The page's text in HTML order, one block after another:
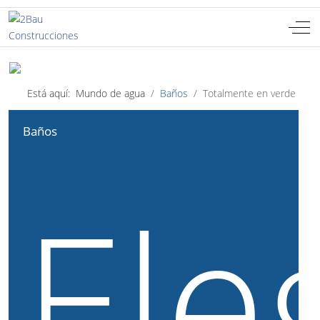
Off-
Está aquí: Mundo de agua Baños Totalmente en verde
Seleccione su idioma
Baños